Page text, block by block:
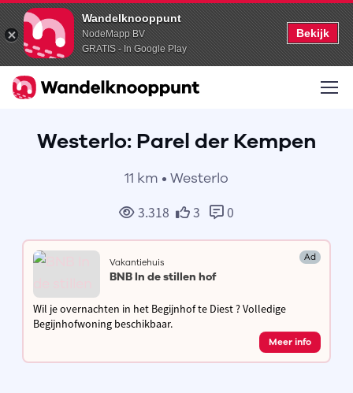
Wandelknooppunt
NodeMapp BV
GRATIS - In Google Play
Bekijk
Westerlo: Parel der Kempen
11 km • Westerlo
3.318 3 0
Vakantiehuis Ad
BNB In de stillen hof
Wil je overnachten in het Begijnhof te Diest ? Volledige
Begijnhofwoning beschikbaar.
Meer info